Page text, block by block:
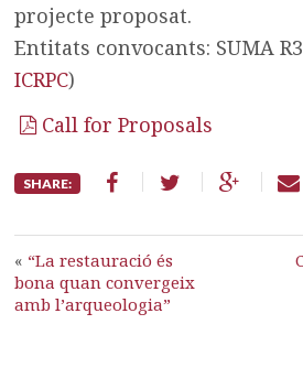
projecte proposat.
Entitats convocants: SUMA
ICRPC)
Call for Proposals
SHARE:
« “La restauració és
bona quan convergeix
amb l’arqueologia”